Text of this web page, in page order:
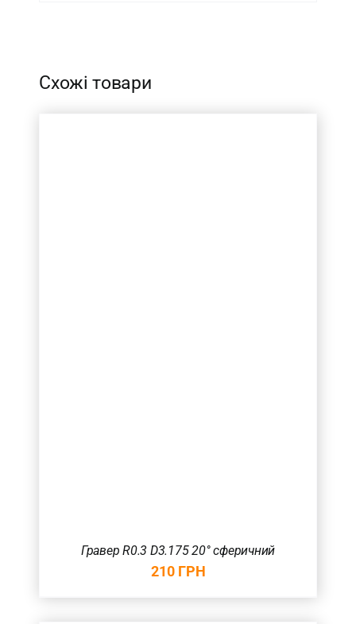
Схожі товари
Гравер R0.3 D3.175 20° сферичний
210 ГРН